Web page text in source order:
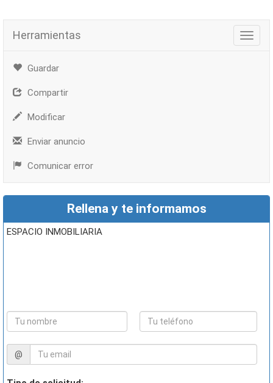
Herramientas
Guardar
Compartir
Modificar
Enviar anuncio
Comunicar error
Rellena y te informamos
ESPACIO INMOBILIARIA
@